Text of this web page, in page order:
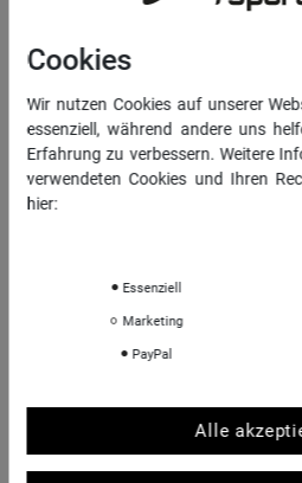
Vertrag widerrufen
Daten­schutz­erklärung
AGB
Impressum
Sportkopf Hamburg
Rücksendungen FAQ
Shop-Bewertungen
Cookies
Wir nutzen Cookies auf unserer
essenziell, während andere uns
Erfahrung zu verbessern. Weitere
verwendeten Cookies und Ihren
hier:
Essenziell
Marketing
PayPal
Alle